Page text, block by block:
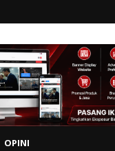
OPINI